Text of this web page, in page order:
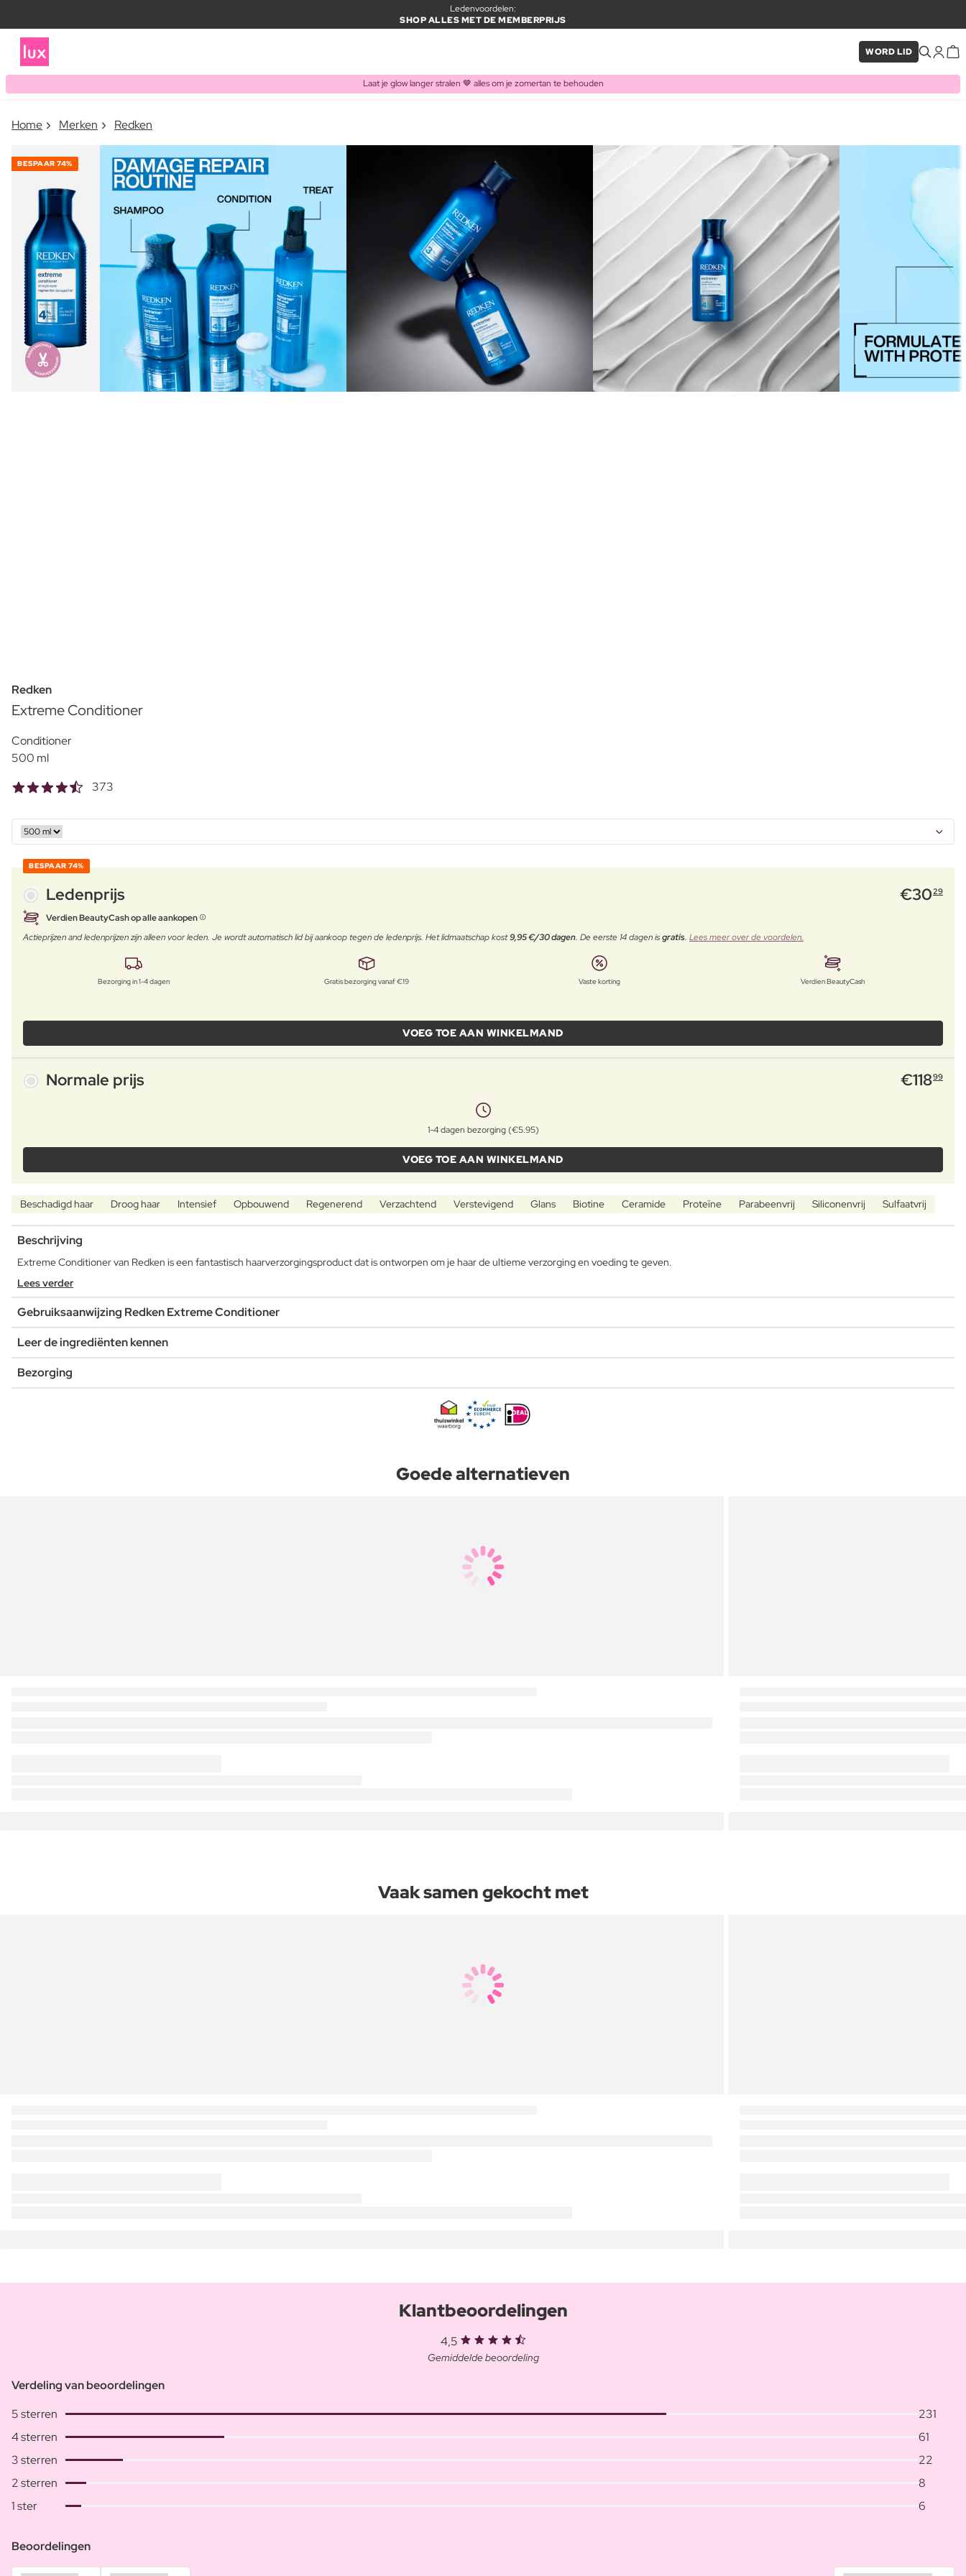
Ledenvoordelen:
SHOP ALLES MET DE MEMBERPRIJS
WORD LID
Laat je glow langer stralen 🤎 alles om je zomertan te behouden
Home Merken Redken
BESPAAR 74%
Redken
Extreme Conditioner
Conditioner
500 ml
373
BESPAAR 74%
Ledenprijs €3029
Verdien BeautyCash op alle aankopen
Actieprijzen and ledenprijzen zijn alleen voor leden. Je wordt automatisch lid bij aankoop tegen de ledenprijs. Het lidmaatschap kost9,95 €/30 dagen. De eerste 14 dagen isgratis. Lees meer over de voordelen.
Bezorging in 1-4 dagen Gratis bezorging vanaf €19 Vaste korting Verdien BeautyCash
VOEG TOE AAN WINKELMAND
Normale prijs €11899
1-4 dagen bezorging (€5.95)
VOEG TOE AAN WINKELMAND
Beschadigd haar Droog haar Intensief Opbouwend Regenerend Verzachtend Verstevigend Glans Biotine Ceramide Proteïne Parabeenvrij Siliconenvrij Sulfaatvrij
Beschrijving
Extreme Conditioner van Redken is een fantastisch haarverzorgingsproduct dat is ontworpen om je haar de ultieme verzorging en voeding te geven.
Lees verder
Gebruiksaanwijzing Redken Extreme Conditioner
Leer de ingrediënten kennen
Bezorging
Goede alternatieven
Vaak samen gekocht met
Klantbeoordelingen
4,5
Gemiddelde beoordeling
Verdeling van beoordelingen
5 sterren
231
4 sterren
61
3 sterren
22
2 sterren
8
1 ster
6
Beoordelingen